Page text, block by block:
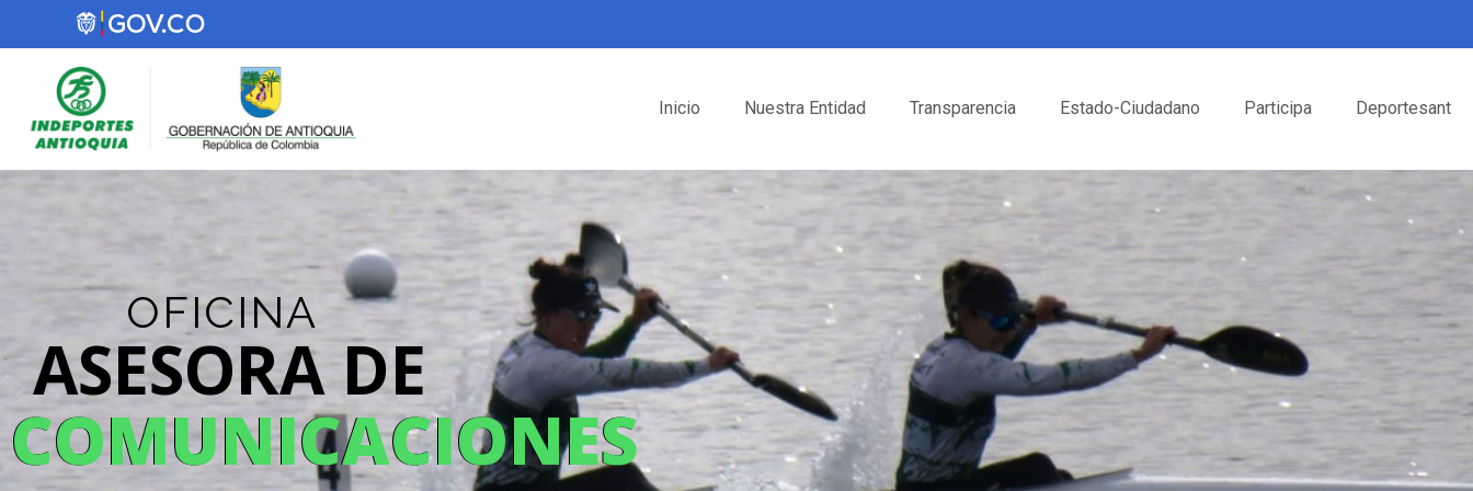
Inicio Nuestra Entidad Transparencia Estado-Ciudadano Participa Deportesant
OFICINA
COMUNICACIONES
ASESORA DE
COMUNICACIONES